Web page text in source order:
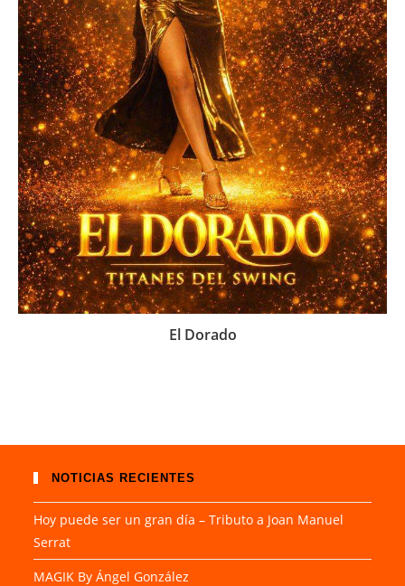
El Dorado
NOTICIAS RECIENTES
Hoy puede ser un gran día – Tributo a Joan Manuel
Serrat
MAGIK By Ángel González